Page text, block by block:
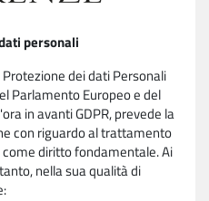
personali
dei dati Personali
Parlamento Europeo e del
in avanti GDPR, prevede la
con riguardo al trattamento
diritto fondamentale. Ai
nella sua qualità di